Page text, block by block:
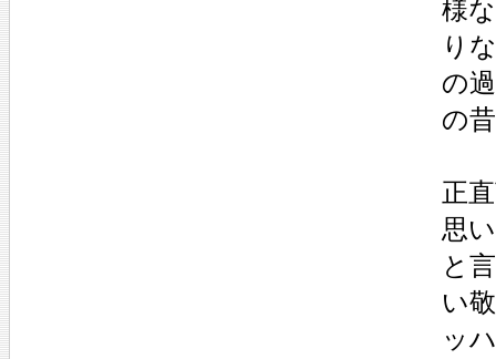
様
り
の
の
正
思
と
い
ッ